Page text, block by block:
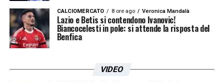
CALCIOMERCATO 8 ore ago Veronica Mandalà
Lazio e Betis si contendono Ivanovic!
Biancocelesti in pole: si attende la risposta del
Benfica
VIDEO